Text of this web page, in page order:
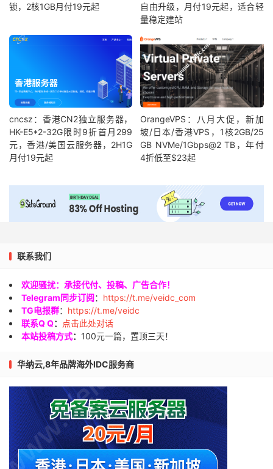
锁，2核1GB月付19元起
自由升级，月付19元起，适合轻
量稳定建站
cncsz：香港CN2独立服务器，
HK-E5*2-32G限时9折首月299
元，香港/美国云服务器，2H1G
月付19元起
OrangeVPS：八月大促，新加
坡/日本/香港VPS，1核2GB/25
GB NVMe/1Gbps@2 TB，年付
4折低至$23起
联系我们
欢迎骚扰：承接代付、投稿、广告合作！
Telegram同步订阅 ： https://t.me/veidc_com
TG电报群： https://t.me/veidc
联系Q Q： 点击此处对话
本站投稿方式： 100元一篇，置顶三天！
华纳云,8年品牌海外IDC服务商